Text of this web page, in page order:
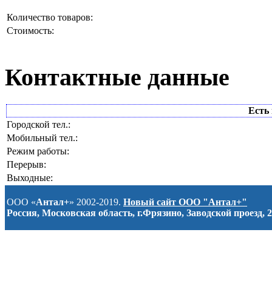
Количество товаров:
Стоимость:
Контактные данные
Есть
Городской тел.:
Мобильный тел.:
Режим работы:
Перерыв:
Выходные:
ООО «Антал+» 2002-2019. Новый сайт ООО "Антал+"
Россия, Московская область, г.Фрязино, Заводской проезд, 2